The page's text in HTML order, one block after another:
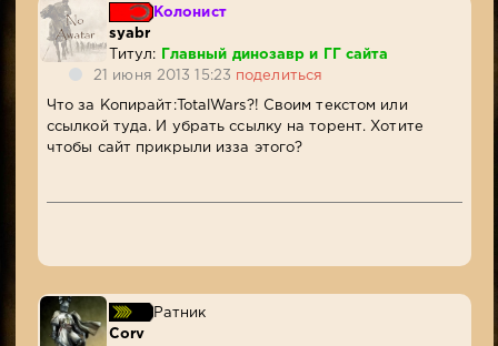
Колонист
syabr
Титул:
Главный динозавр и ГГ сайта
21 июня 2013 15:23 поделиться
Что за Копирайт:TotalWars?! Своим текстом или
ссылкой туда. И убрать ссылку на торент. Хотите
чтобы сайт прикрыли изза этого?
Ратник
Corv